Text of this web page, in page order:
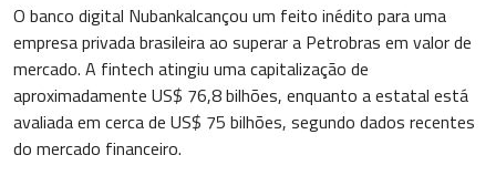
O banco digital Nubankalcançou um feito inédito para uma
empresa privada brasileira ao superar a Petrobras em valor de
mercado. A fintech atingiu uma capitalização de
aproximadamente US$ 76,8 bilhões, enquanto a estatal está
avaliada em cerca de US$ 75 bilhões, segundo dados recentes
do mercado financeiro.